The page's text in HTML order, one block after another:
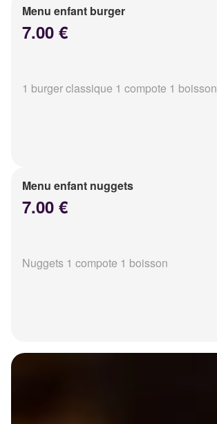
Menu enfant burger
7.00 €
1 burger classique 1 compote 1 boisson
Menu enfant nuggets
7.00 €
Nuggets 1 compote 1 boisson